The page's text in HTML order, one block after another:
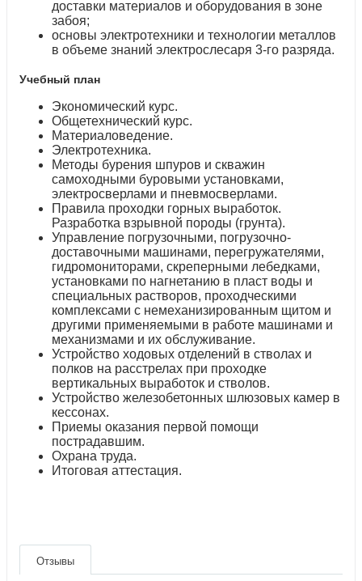
доставки материалов и оборудования в зоне
забоя;
основы электротехники и технологии металлов
в объеме знаний электрослесаря 3-го разряда.
Учебный план
Экономический курс.
Общетехнический курс.
Материаловедение.
Электротехника.
Методы бурения шпуров и скважин
самоходными буровыми установками,
электросверлами и пневмосверлами.
Правила проходки горных выработок.
Разработка взрывной породы (грунта).
Управление погрузочными, погрузочно-
доставочными машинами, перегружателями,
гидромониторами, скреперными лебедками,
установками по нагнетанию в пласт воды и
специальных растворов, проходческими
комплексами с немеханизированным щитом и
другими применяемыми в работе машинами и
механизмами и их обслуживание.
Устройство ходовых отделений в стволах и
полков на расстрелах при проходке
вертикальных выработок и стволов.
Устройство железобетонных шлюзовых камер в
кессонах.
Приемы оказания первой помощи
пострадавшим.
Охрана труда.
Итоговая аттестация.
Отзывы